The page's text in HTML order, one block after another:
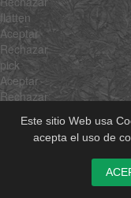
Este sitio Web usa
acepta el uso de
flatten
Aceptar
Rechazar
pick
Aceptar
Rechazar
Aceptar
Rechazar